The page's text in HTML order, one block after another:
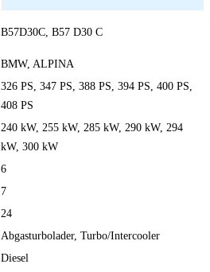
B57D30C, B57 D30 C
BMW, ALPINA
326 PS, 347 PS, 388 PS, 394 PS, 400 PS,
408 PS
240 kW, 255 kW, 285 kW, 290 kW, 294
kW, 300 kW
6
7
24
Abgasturbolader, Turbo/Intercooler
Diesel